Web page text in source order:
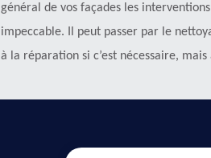
général de vos façades les
impeccable. Il peut passer par le
à la réparation si c’est nécessaire, mais